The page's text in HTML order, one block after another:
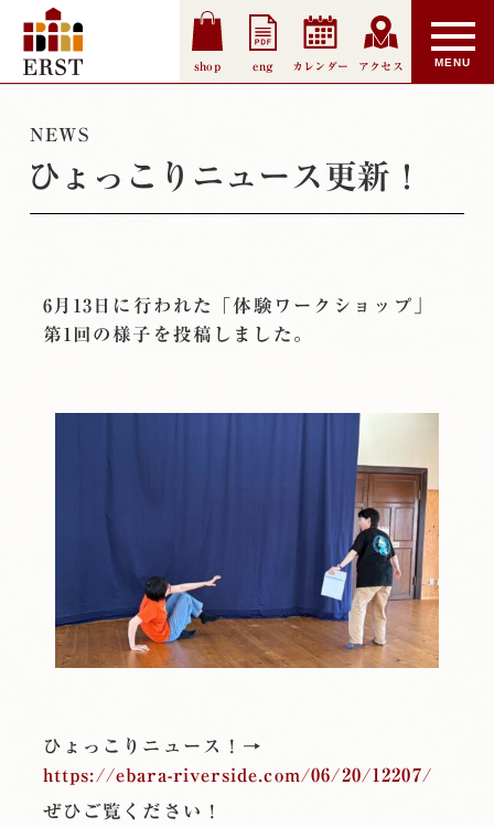
shop eng カレンダー アクセス
NEWS
ひょっこりニュース更新！
6月13日に行われた「体験ワークショップ」
第1回の様子を投稿しました。
ひょっこりニュース！→
https://ebara-riverside.com/06/20/12207/
ぜひご覧ください！